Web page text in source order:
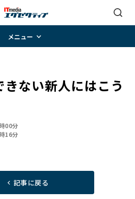
メニュー
きない新人にはこう
00分
16分
記事に戻る